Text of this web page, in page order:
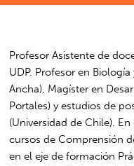
Profesor Asistente de
UDP. Profesor en
Ancha), Magíster en
Portales) y estudios de
(Universidad de Chile).
cursos de Comprensión
en el eje de formación